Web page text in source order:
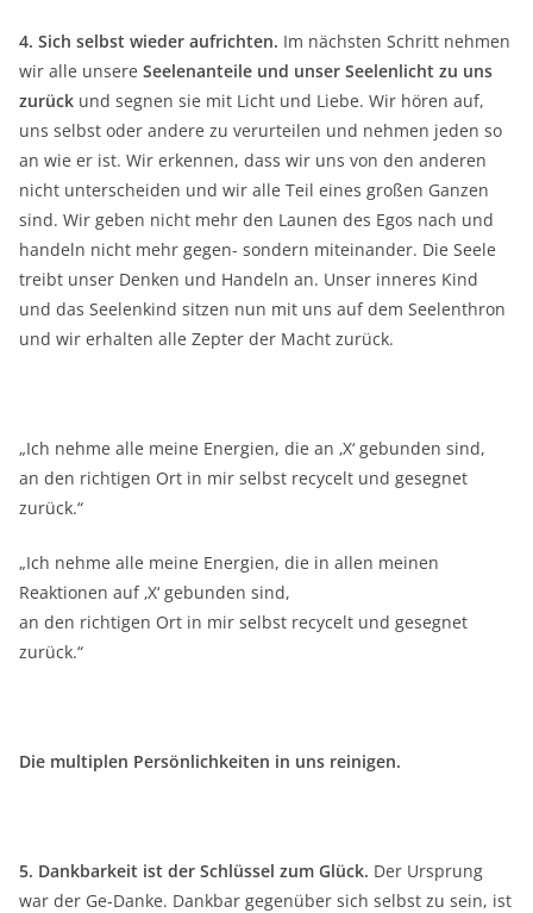
4. Sich selbst wieder aufrichten. Im nächsten Schritt nehmen
wir alle unsere Seelenanteile und unser Seelenlicht zu uns
zurück und segnen sie mit Licht und Liebe. Wir hören auf,
uns selbst oder andere zu verurteilen und nehmen jeden so
an wie er ist. Wir erkennen, dass wir uns von den anderen
nicht unterscheiden und wir alle Teil eines großen Ganzen
sind. Wir geben nicht mehr den Launen des Egos nach und
handeln nicht mehr gegen- sondern miteinander. Die Seele
treibt unser Denken und Handeln an. Unser inneres Kind
und das Seelenkind sitzen nun mit uns auf dem Seelenthron
und wir erhalten alle Zepter der Macht zurück.
„Ich nehme alle meine Energien, die an ‚X‘ gebunden sind,
an den richtigen Ort in mir selbst recycelt und gesegnet
zurück.“
„Ich nehme alle meine Energien, die in allen meinen
Reaktionen auf ‚X‘ gebunden sind,
an den richtigen Ort in mir selbst recycelt und gesegnet
zurück.“
Die multiplen Persönlichkeiten in uns reinigen.
5. Dankbarkeit ist der Schlüssel zum Glück. Der Ursprung
war der Ge-Danke. Dankbar gegenüber sich selbst zu sein, ist